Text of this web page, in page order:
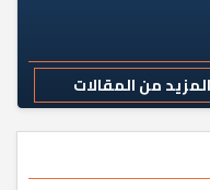
المزيد من المقالات